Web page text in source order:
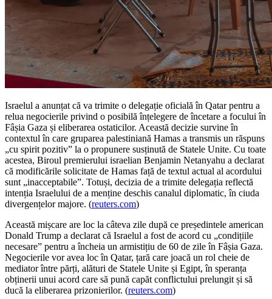
Israelul a anunțat că va trimite o delegație oficială în Qatar pentru a
relua negocierile privind o posibilă înțelegere de încetare a focului în
Fâșia Gaza și eliberarea ostaticilor. Această decizie survine în
contextul în care gruparea palestiniană Hamas a transmis un răspuns
„cu spirit pozitiv” la o propunere susținută de Statele Unite. Cu toate
acestea, Biroul premierului israelian Benjamin Netanyahu a declarat
că modificările solicitate de Hamas față de textul actual al acordului
sunt „inacceptabile”. Totuși, decizia de a trimite delegația reflectă
intenția Israelului de a menține deschis canalul diplomatic, în ciuda
divergențelor majore. (reuters.com)
Această mișcare are loc la câteva zile după ce președintele american
Donald Trump a declarat că Israelul a fost de acord cu „condițiile
necesare” pentru a încheia un armistițiu de 60 de zile în Fâșia Gaza.
Negocierile vor avea loc în Qatar, țară care joacă un rol cheie de
mediator între părți, alături de Statele Unite și Egipt, în speranța
obținerii unui acord care să pună capăt conflictului prelungit și să
ducă la eliberarea prizonierilor. (reuters.com)